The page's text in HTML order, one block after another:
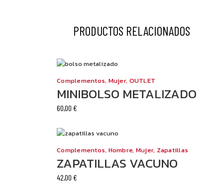
PRODUCTOS RELACIONADOS
Complementos, Mujer, OUTLET
MINIBOLSO METALIZADO
60,00 €
producto
tiene
múltiples
variantes.
Las
Complementos, Hombre, Mujer, Zapatillas
ZAPATILLAS VACUNO
42,00 €